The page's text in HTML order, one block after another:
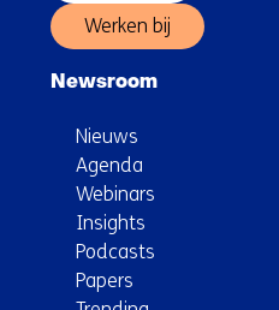
Werken bij
Newsroom
Nieuws
Agenda
Webinars
Insights
Podcasts
Papers